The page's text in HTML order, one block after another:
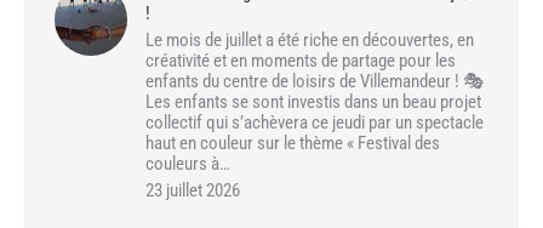
!
Le mois de juillet a été riche en découvertes, en
créativité et en moments de partage pour les
enfants du centre de loisirs de Villemandeur ! 🎭
Les enfants se sont investis dans un beau projet
collectif qui s’achèvera ce jeudi par un spectacle
haut en couleur sur le thème « Festival des
couleurs à…
23 juillet 2026